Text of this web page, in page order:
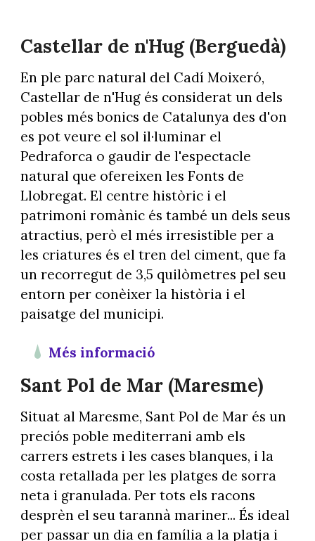
Castellar de n'Hug (Berguedà)
En ple parc natural del Cadí Moixeró,
Castellar de n'Hug és considerat un dels
pobles més bonics de Catalunya des d'on
es pot veure el sol il·luminar el
Pedraforca o gaudir de l'espectacle
natural que ofereixen les Fonts de
Llobregat. El centre històric i el
patrimoni romànic és també un dels seus
atractius, però el més irresistible per a
les criatures és el tren del ciment, que fa
un recorregut de 3,5 quilòmetres pel seu
entorn per conèixer la història i el
paisatge del municipi.
Més informació
Sant Pol de Mar (Maresme)
Situat al Maresme, Sant Pol de Mar és un
preciós poble mediterrani amb els
carrers estrets i les cases blanques, i la
costa retallada per les platges de sorra
neta i granulada. Per tots els racons
desprèn el seu tarannà mariner... És ideal
per passar un dia en família a la platja i